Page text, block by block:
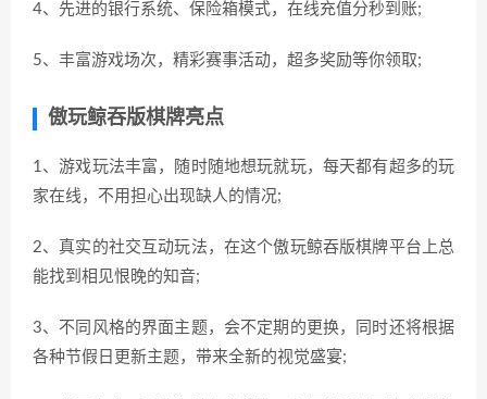
4、先进的银行系统、保险箱模式，在线充值分秒到账;
5、丰富游戏场次，精彩赛事活动，超多奖励等你领取;
傲玩鲸吞版棋牌亮点
1、游戏玩法丰富，随时随地想玩就玩，每天都有超多的玩
家在线，不用担心出现缺人的情况;
2、真实的社交互动玩法，在这个傲玩鲸吞版棋牌平台上总
能找到相见恨晚的知音;
3、不同风格的界面主题，会不定期的更换，同时还将根据
各种节假日更新主题，带来全新的视觉盛宴;